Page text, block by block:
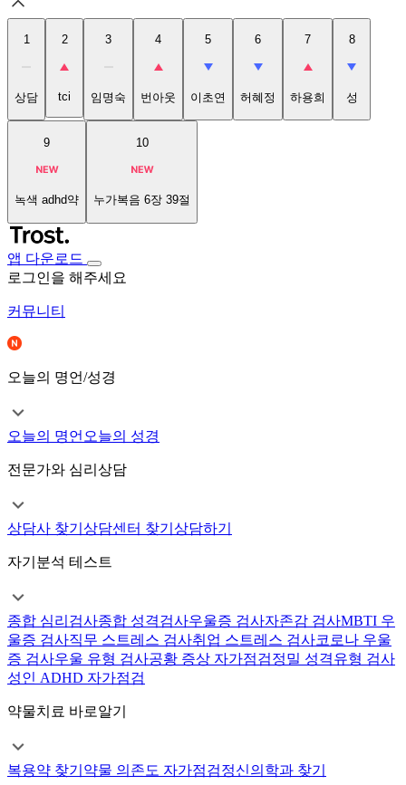
1
상담
2
tci
3
임명숙
4
번아웃
5
이초연
6
허혜정
7
하용희
8
성
9
녹색 adhd약
10
누가복음 6장 39절
앱 다운로드
로그인을 해주세요
커뮤니티
오늘의 명언/성경
오늘의 명언 오늘의 성경
전문가와 심리상담
상담사 찾기 상담센터 찾기 상담하기
자기분석 테스트
종합 심리검사종합 성격검사우울증 검사자존감 검사MBTI 우
울증 검사직무 스트레스 검사취업 스트레스 검사코로나 우울
증 검사우울 유형 검사공황 증상 자가점검정밀 성격유형 검사
성인 ADHD 자가점검
약물치료 바로알기
복용약 찾기 약물 의존도 자가점검정신의학과 찾기